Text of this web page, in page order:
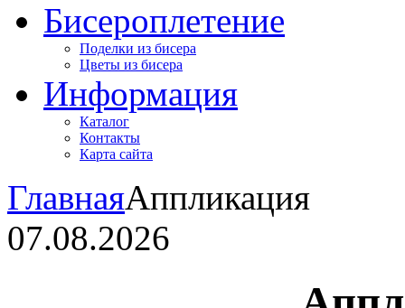
Бисероплетение
Поделки из бисера
Цветы из бисера
Информация
Каталог
Контакты
Карта сайта
ГлавнаяАппликация
07.08.2026